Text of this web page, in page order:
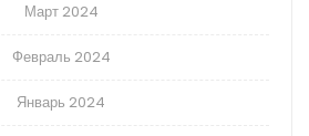
Март 2024
Февраль 2024
Январь 2024